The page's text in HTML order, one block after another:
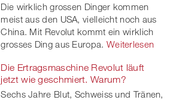
Die wirklich grossen Dinger kommen
meist aus den USA, vielleicht noch aus
China. Mit Revolut kommt ein wirklich
grosses Ding aus Europa. Weiterlesen
Die Ertragsmaschine Revolut läuft
jetzt wie geschmiert. Warum?
Sechs Jahre Blut, Schweiss und Tränen,